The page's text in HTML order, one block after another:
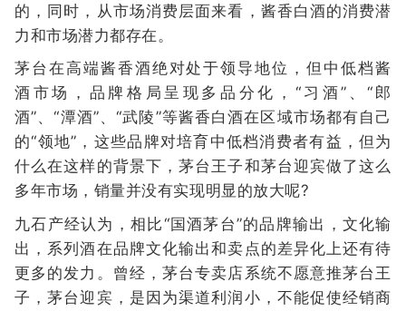
的，同时，从市场消费层面来看，酱香白酒的消费潜
力和市场潜力都存在。
茅台在高端酱香酒绝对处于领导地位，但中低档酱
酒市场，品牌格局呈现多品分化，“习酒”、“郎
酒”、“潭酒”、“武陵”等酱香白酒在区域市场都有自己
的“领地”，这些品牌对培育中低档消费者有益，但为
什么在这样的背景下，茅台王子和茅台迎宾做了这么
多年市场，销量并没有实现明显的放大呢?
九石产经认为，相比“国酒茅台”的品牌输出，文化输
出，系列酒在品牌文化输出和卖点的差异化上还有待
更多的发力。曾经，茅台专卖店系统不愿意推茅台王
子，茅台迎宾，是因为渠道利润小，不能促使经销商